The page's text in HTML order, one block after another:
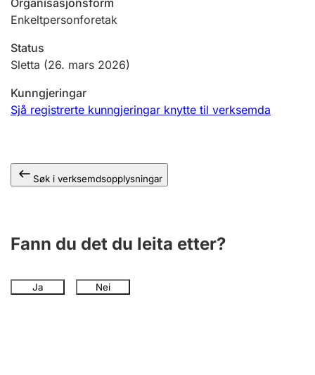
Tinglysing
Jeger
Andre tema
Organisasjonsform
Enkeltpersonforetak
Status
Sletta (26. mars 2026)
Kunngjeringar
Sjå registrerte kunngjeringar knytte til verksemda
Søk i verksemdsopplysningar
Fann du det du leita etter?
Ja Nei